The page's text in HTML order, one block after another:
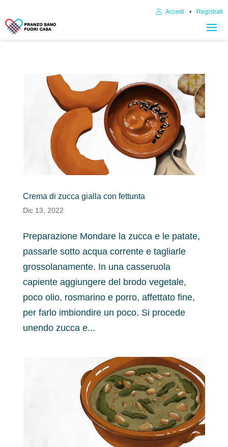
Accedi Registrati
Crema di zucca gialla con fettunta
Dic 13, 2022
Preparazione Mondare la zucca e le patate,
passarle sotto acqua corrente e tagliarle
grossolanamente. In una casseruola
capiente aggiungere del brodo vegetale,
poco olio, rosmarino e porro, affettato fine,
per farlo imbiondire un poco. Si procede
unendo zucca e...